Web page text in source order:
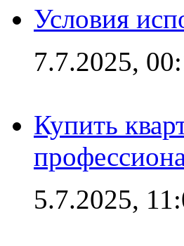
Условия
7.7.2025,
Купить
5.7.2025,